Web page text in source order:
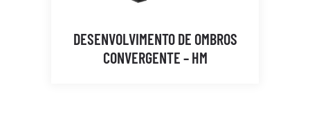
DESENVOLVIMENTO DE OMBROS
CONVERGENTE – HM